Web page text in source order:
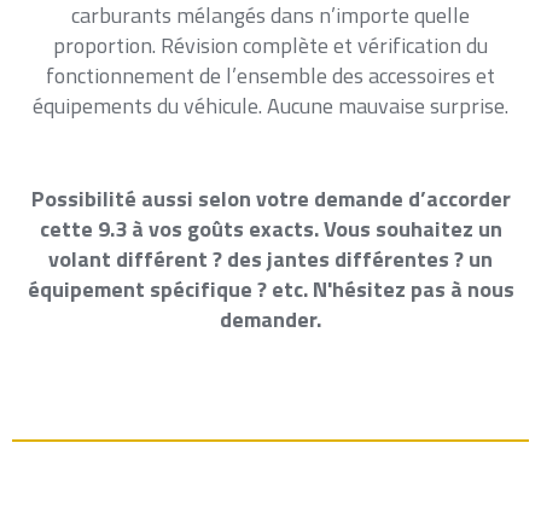
carburants mélangés dans n’importe quelle
proportion. Révision complète et vérification du
fonctionnement de l’ensemble des accessoires et
équipements du véhicule. Aucune mauvaise surprise.
Possibilité aussi selon votre demande d’accorder
cette 9.3 à vos goûts exacts. Vous souhaitez un
volant différent ? des jantes différentes ? un
équipement spécifique ? etc. N'hésitez pas à nous
demander.